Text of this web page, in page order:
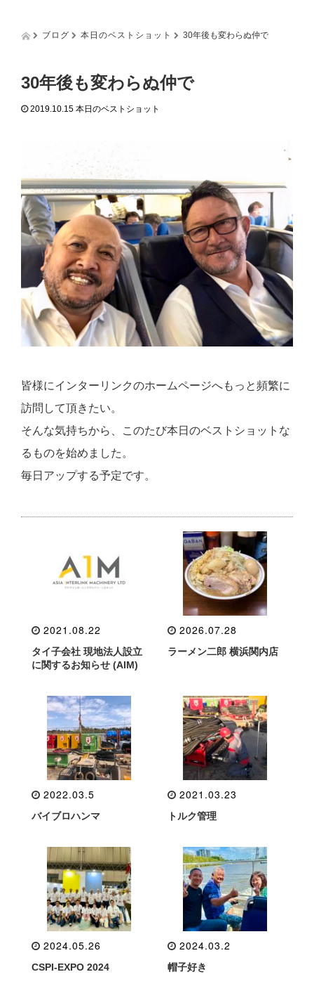
i
ブログ 本日のベストショット 30年後も変わらぬ仲で
30年後も変わらぬ仲で
2019.10.15 本日のベストショット
皆様にインターリンクのホームページへもっと頻繁に
訪問して頂きたい。
そんな気持ちから、このたび本日のベストショットな
るものを始めました。
毎日アップする予定です。
2021.08.22
タイ子会社 現地法人設立
に関するお知らせ (AIM)
2026.07.28
ラーメン二郎 横浜関内店
2022.03.5
バイブロハンマ
2021.03.23
トルク管理
2024.05.26
CSPI-EXPO 2024
2024.03.2
帽子好き